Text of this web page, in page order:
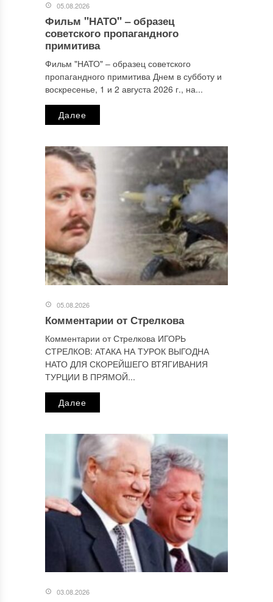
Этот сайт использует Akismet для борьбы со спамом.
Узнайте, как обрабатываются ваши данные комментариев
персональных данных.
05.08.2026
Фильм "НАТО" ‒ образец
советского пропагандного
примитива
Фильм "НАТО" ‒ образец советского
пропагандного примитива Днем в субботу и
воскресенье, 1 и 2 августа 2026 г., на...
Далее
05.08.2026
Комментарии от Стрелкова
Комментарии от Стрелкова ИГОРЬ
СТРЕЛКОВ: АТАКА НА ТУРОК ВЫГОДНА
НАТО ДЛЯ СКОРЕЙШЕГО ВТЯГИВАНИЯ
ТУРЦИИ В ПРЯМОЙ...
Далее
03.08.2026